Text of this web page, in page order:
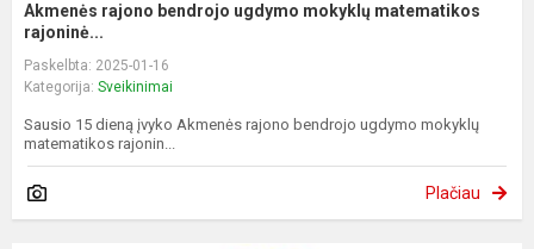
Akmenės rajono bendrojo ugdymo mokyklų matematikos
rajoninė...
Paskelbta: 2025-01-16
Kategorija: Sveikinimai
Sausio 15 dieną įvyko Akmenės rajono bendrojo ugdymo mokyklų
matematikos rajonin...
Plačiau